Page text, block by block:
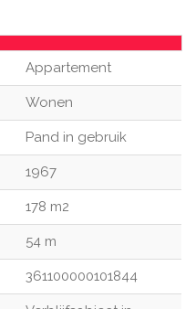
Appartement
Wonen
Pand in gebruik
1967
178 m2
54 m
361100000101844